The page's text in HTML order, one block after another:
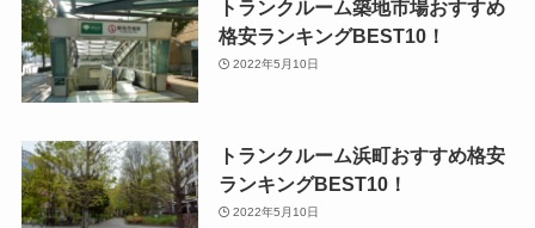
トランクルーム築地市場おすすめ
格安ランキングBEST10！
2022年5月10日
トランクルーム浜町おすすめ格安
ランキングBEST10！
2022年5月10日